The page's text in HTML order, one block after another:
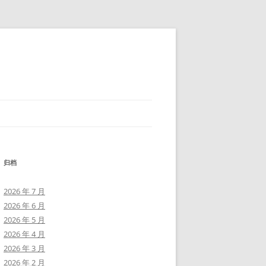
归档
2026 年 7 月
2026 年 6 月
2026 年 5 月
2026 年 4 月
2026 年 3 月
2026 年 2 月